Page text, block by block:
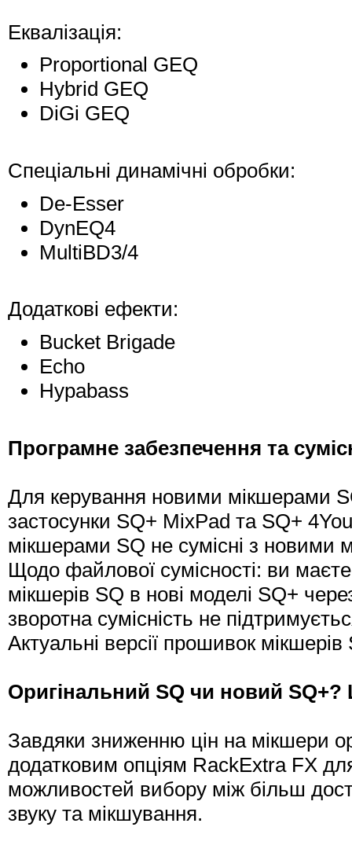
Еквалізація:
Proportional GEQ
Hybrid GEQ
DiGi GEQ
Спеціальні динамічні обробки:
De-Esser
DynEQ4
MultiBD3/4
Додаткові ефекти:
Bucket Brigade
Echo
Hypabass
Програмне забезпечення та
Для керування новими мікшерами
застосунки SQ+ MixPad та SQ+
мікшерами SQ не сумісні з новими
Щодо файлової сумісності: ви
мікшерів SQ в нові моделі SQ+
зворотна сумісність не
Актуальні версії прошивок
Оригінальний SQ чи новий
Завдяки зниженню цін на мікшери
додатковим опціям RackExtra FX
можливостей вибору між більш
звуку та мікшування.